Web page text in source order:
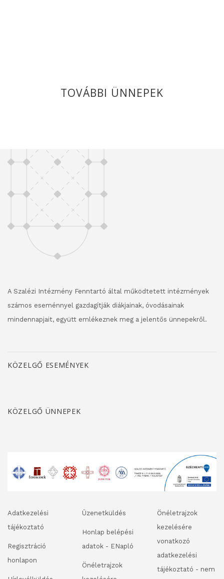
TOVÁBBI ÜNNEPEK
A Szalézi Intézmény Fenntartó által működtetett intézmények
számos eseménnyel gazdagítják diákjainak, óvodásainak
mindennapjait, együtt emlékeznek meg a jelentős ünnepekről.
KÖZELGŐ ESEMÉNYEK
KÖZELGŐ ÜNNEPEK
Adatkezelési
tájékoztató
Regisztráció
honlapon
Üzenetküldés
Honlap belépési
adatok - ENapló
Önéletrajzok
Önéletrajzok
kezelésére
vonatkozó
adatkezelési
tájékoztató - nem